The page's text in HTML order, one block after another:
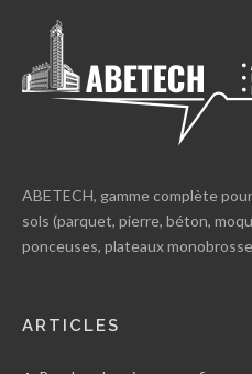
ABETECH, gamme complète
sols (parquet, pierre, béton,
ponceuses, plateaux
ARTICLES